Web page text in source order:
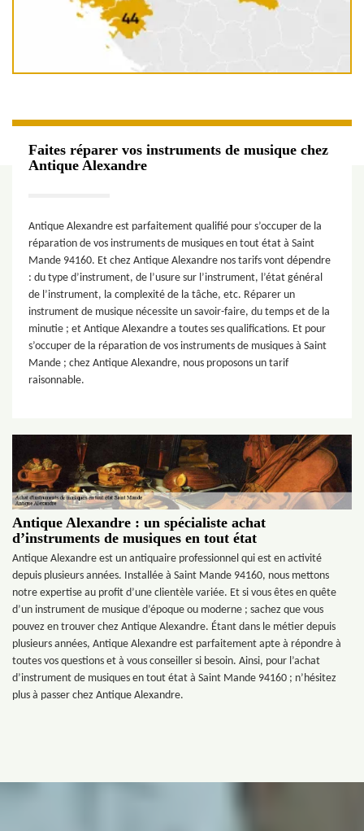
Faites réparer vos instruments de musique chez
Antique Alexandre
Antique Alexandre est parfaitement qualifié pour s’occuper de la
réparation de vos instruments de musiques en tout état à Saint
Mande 94160. Et chez Antique Alexandre nos tarifs vont dépendre
: du type d’instrument, de l’usure sur l’instrument, l’état général
de l’instrument, la complexité de la tâche, etc. Réparer un
instrument de musique nécessite un savoir-faire, du temps et de la
minutie ; et Antique Alexandre a toutes ses qualifications. Et pour
s’occuper de la réparation de vos instruments de musiques à Saint
Mande ; chez Antique Alexandre, nous proposons un tarif
raisonnable.
Antique Alexandre : un spécialiste achat
d’instruments de musiques en tout état
Antique Alexandre est un antiquaire professionnel qui est en activité
depuis plusieurs années. Installée à Saint Mande 94160, nous mettons
notre expertise au profit d’une clientèle variée. Et si vous êtes en quête
d’un instrument de musique d’époque ou moderne ; sachez que vous
pouvez en trouver chez Antique Alexandre. Étant dans le métier depuis
plusieurs années, Antique Alexandre est parfaitement apte à répondre à
toutes vos questions et à vous conseiller si besoin. Ainsi, pour l’achat
d’instrument de musiques en tout état à Saint Mande 94160 ; n’hésitez
plus à passer chez Antique Alexandre.